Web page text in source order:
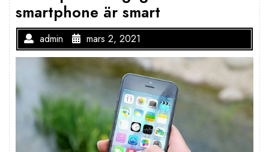
smartphone är smart
admin mars 2, 2021